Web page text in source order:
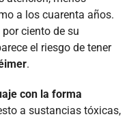
a los cuarenta años.
ciento de su
el riesgo de tener
.
con la forma
a sustancias tóxicas,